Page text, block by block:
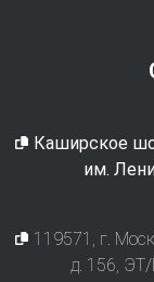
Каширское
им.
119571 , г.
д. 156,